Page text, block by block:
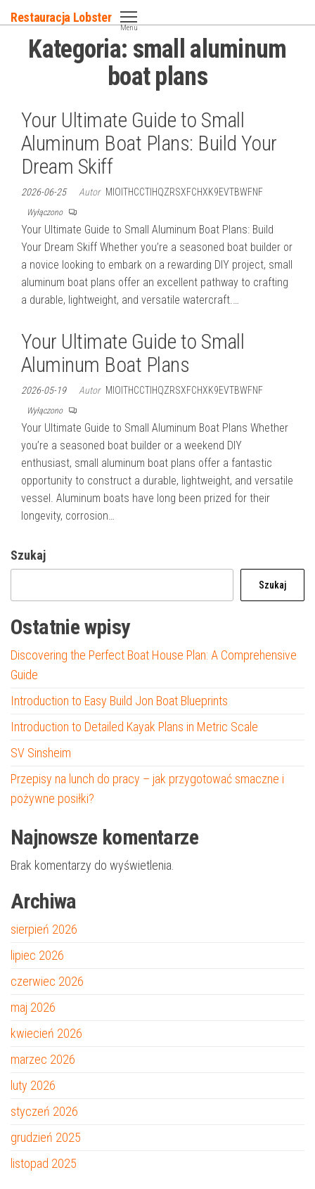
do
Restauracja Lobster
Menu
Kategoria: small aluminum
boat plans
Your Ultimate Guide to Small
Aluminum Boat Plans: Build Your
Dream Skiff
2026-06-25 Autor MIOITHCCTIHQZRSXFCHXK9EVTBWFNF
Wyłączono
Your Ultimate Guide to Small Aluminum Boat Plans: Build
Your Dream Skiff Whether you’re a seasoned boat builder or
a novice looking to embark on a rewarding DIY project, small
aluminum boat plans offer an excellent pathway to crafting
a durable, lightweight, and versatile watercraft.…
Your Ultimate Guide to Small
Aluminum Boat Plans
2026-05-19 Autor MIOITHCCTIHQZRSXFCHXK9EVTBWFNF
Wyłączono
Your Ultimate Guide to Small Aluminum Boat Plans Whether
you’re a seasoned boat builder or a weekend DIY
enthusiast, small aluminum boat plans offer a fantastic
opportunity to construct a durable, lightweight, and versatile
vessel. Aluminum boats have long been prized for their
longevity, corrosion…
Szukaj
Szukaj
Ostatnie wpisy
Discovering the Perfect Boat House Plan: A Comprehensive
Guide
Introduction to Easy Build Jon Boat Blueprints
Introduction to Detailed Kayak Plans in Metric Scale
SV Sinsheim
Przepisy na lunch do pracy – jak przygotować smaczne i
pożywne posiłki?
Najnowsze komentarze
Brak komentarzy do wyświetlenia.
Archiwa
sierpień 2026
lipiec 2026
czerwiec 2026
maj 2026
kwiecień 2026
marzec 2026
luty 2026
styczeń 2026
grudzień 2025
listopad 2025